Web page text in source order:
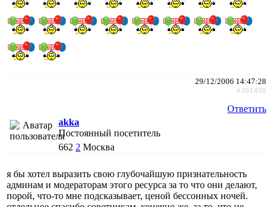
29/12/2006 14:47:28
#391498
Ответить
akka
Постоянный посетитель
662 2 Москва
я бы хотел выразить свою глубочайшую признательность
админам и модераторам этого ресурса за то что они делают,
порой, что-то мне подсказывает, ценой бессонных ночей.